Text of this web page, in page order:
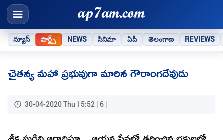
న్యూస్ షార్ట్స్ NEWS సినిమా ఏపీ తెలంగాణ REVIEWS
చైతన్య మహా ప్రభువుగా మారిన గౌరాంగదేవుడు
30-04-2020 Thu 15:52 | 6 |